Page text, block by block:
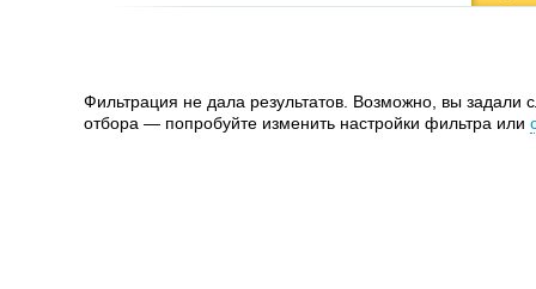
Фильтрация не дала результатов. Возможно, вы задали
отбора — попробуйте изменить настройки фильтра или